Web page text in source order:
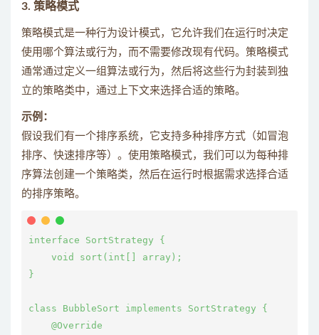
3. 策略模式
策略模式是一种行为设计模式，它允许我们在运行时决定
使用哪个算法或行为，而不需要修改现有代码。策略模式
通常通过定义一组算法或行为，然后将这些行为封装到独
立的策略类中，通过上下文来选择合适的策略。
示例：
假设我们有一个排序系统，它支持多种排序方式（如冒泡
排序、快速排序等）。使用策略模式，我们可以为每种排
序算法创建一个策略类，然后在运行时根据需求选择合适
的排序策略。
interface SortStrategy {
    void sort(int[] array);
}
class BubbleSort implements SortStrategy {
    @Override